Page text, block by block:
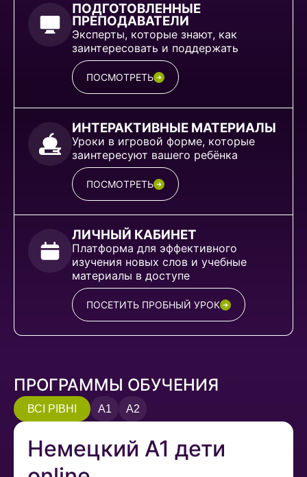
ПОДГОТОВЛЕННЫЕ
ПРЕПОДАВАТЕЛИ
Эксперты, которые знают, как
заинтересовать и поддержать
ПОСМОТРЕТЬ
ИНТЕРАКТИВНЫЕ МАТЕРИАЛЫ
Уроки в игровой форме, которые
заинтересуют вашего ребёнка
ПОСМОТРЕТЬ
ЛИЧНЫЙ КАБИНЕТ
Платформа для эффективного
изучения новых слов и учебные
материалы в доступе
ПОСЕТИТЬ ПРОБНЫЙ УРОК
ПРОГРАММЫ ОБУЧЕНИЯ
ВСІ РІВНІ A1 A2
Немецкий A1 дети